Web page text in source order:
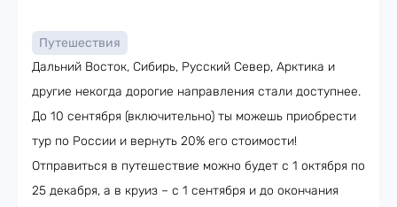
Путешествия
Дальний Восток, Сибирь, Русский Север, Арктика и
другие некогда дорогие направления стали доступнее.
До 10 сентября (включительно) ты можешь приобрести
тур по России и вернуть 20% его стоимости!
Отправиться в путешествие можно будет с 1 октября по
25 декабря, а в круиз – с 1 сентября и до окончания